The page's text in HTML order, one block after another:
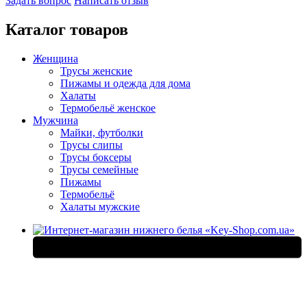
Каталог товаров
Женщина
Трусы женские
Пижамы и одежда для дома
Халаты
Термобельё женское
Мужчина
Майки, футболки
Трусы слипы
Трусы боксеры
Трусы семейные
Пижамы
Термобельё
Халаты мужские